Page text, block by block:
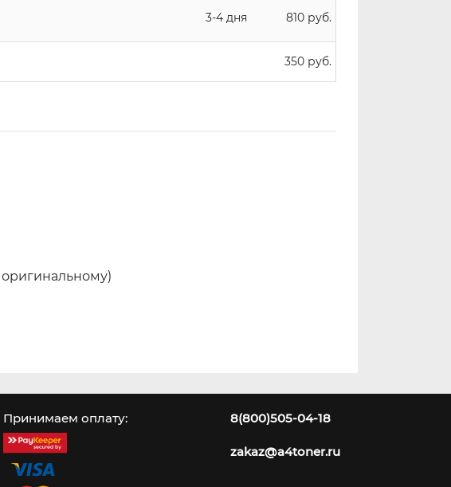
3-4 дня 810 руб.
350 руб.
Принимаем оплату: 8(800)505-04-18
zakaz@a4toner.ru